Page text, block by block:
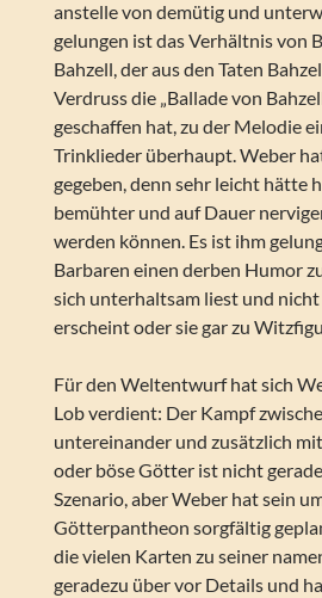
anstelle von demütig und
gelungen ist das Verhältnis von
Bahzell, der aus den Taten
Verdruss die „Ballade von
geschaffen hat, zu der Melodie
Trinklieder überhaupt. Weber
gegeben, denn sehr leicht hätte
bemühter und auf Dauer
werden können. Es ist ihm
Barbaren einen derben Humor
sich unterhaltsam liest und nicht
erscheint oder sie gar zu
Für den Weltentwurf hat sich
Lob verdient: Der Kampf
untereinander und zusätzlich
oder böse Götter ist nicht
Szenario, aber Weber hat sein
Götterpantheon sorgfältig
die vielen Karten zu seiner
geradezu über vor Details und